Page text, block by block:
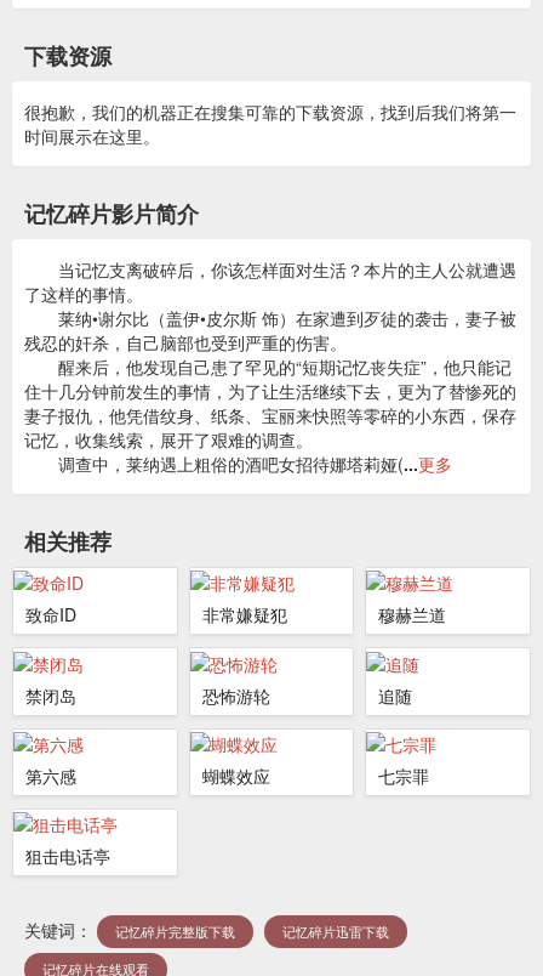
下载资源
很抱歉，我们的机器正在搜集可靠的下载资源，找到后我们将第一
时间展示在这里。
记忆碎片影片简介
当记忆支离破碎后，你该怎样面对生活？本片的主人公就遭遇
了这样的事情。
莱纳•谢尔比（盖伊•皮尔斯 饰）在家遭到歹徒的袭击，妻子被
残忍的奸杀，自己脑部也受到严重的伤害。
醒来后，他发现自己患了罕见的“短期记忆丧失症”，他只能记
住十几分钟前发生的事情，为了让生活继续下去，更为了替惨死的
妻子报仇，他凭借纹身、纸条、宝丽来快照等零碎的小东西，保存
记忆，收集线索，展开了艰难的调查。
调查中，莱纳遇上粗俗的酒吧女招待娜塔莉娅(...更多
相关推荐
致命ID 非常嫌疑犯 穆赫兰道
禁闭岛 恐怖游轮 追随
第六感 蝴蝶效应 七宗罪
狙击电话亭
关键词： 记忆碎片完整版下载 记忆碎片迅雷下载
记忆碎片在线观看